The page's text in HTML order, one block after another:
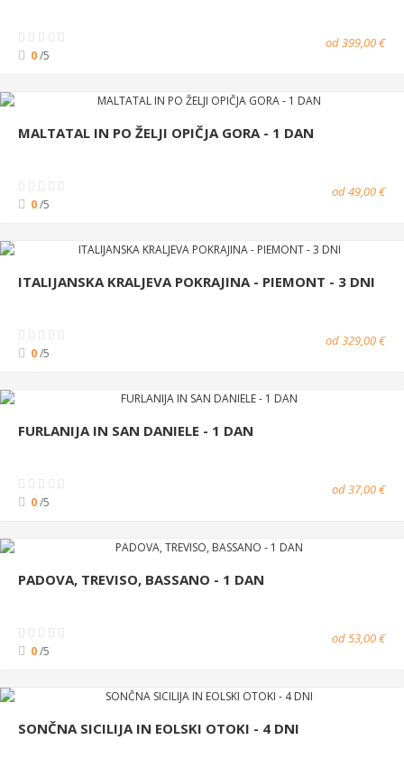
0/5
od 399,00 €
MALTATAL IN PO ŽELJI OPIČJA GORA - 1 DAN
0/5
od 49,00 €
ITALIJANSKA KRALJEVA POKRAJINA - PIEMONT - 3 DNI
0/5
od 329,00 €
FURLANIJA IN SAN DANIELE - 1 DAN
0/5
od 37,00 €
PADOVA, TREVISO, BASSANO - 1 DAN
0/5
od 53,00 €
SONČNA SICILIJA IN EOLSKI OTOKI - 4 DNI